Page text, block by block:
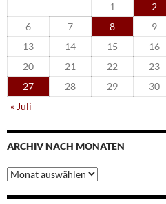
1
2
6
7 8 9
13
14 15 16
20
21 22 23
27
28 29 30
« Juli
ARCHIV NACH MONATEN
Archiv
nach
Monaten